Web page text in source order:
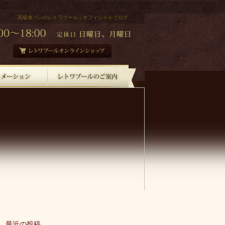
高級食パンのレトワブール｜オフィシャルブログ